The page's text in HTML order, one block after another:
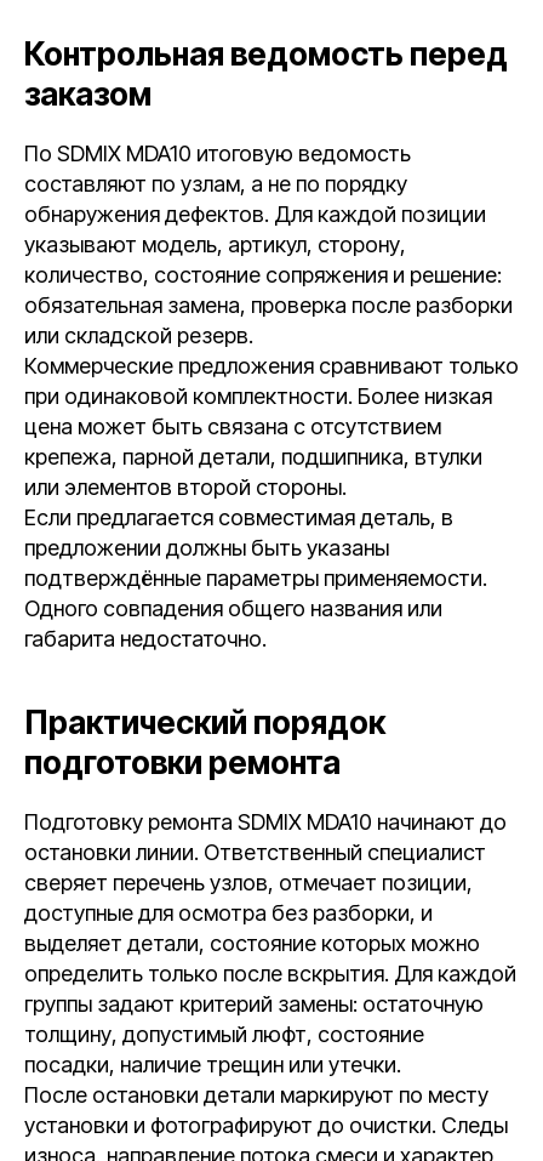
Контрольная ведомость перед
заказом
По SDMIX MDA10 итоговую ведомость
составляют по узлам, а не по порядку
обнаружения дефектов. Для каждой позиции
указывают модель, артикул, сторону,
количество, состояние сопряжения и решение:
обязательная замена, проверка после разборки
или складской резерв.
Коммерческие предложения сравнивают только
при одинаковой комплектности. Более низкая
цена может быть связана с отсутствием
крепежа, парной детали, подшипника, втулки
или элементов второй стороны.
Если предлагается совместимая деталь, в
предложении должны быть указаны
подтверждённые параметры применяемости.
Одного совпадения общего названия или
габарита недостаточно.
Практический порядок
подготовки ремонта
Подготовку ремонта SDMIX MDA10 начинают до
остановки линии. Ответственный специалист
сверяет перечень узлов, отмечает позиции,
доступные для осмотра без разборки, и
выделяет детали, состояние которых можно
определить только после вскрытия. Для каждой
группы задают критерий замены: остаточную
толщину, допустимый люфт, состояние
посадки, наличие трещин или утечки.
После остановки детали маркируют по месту
установки и фотографируют до очистки. Следы
износа, направление потока смеси и характер